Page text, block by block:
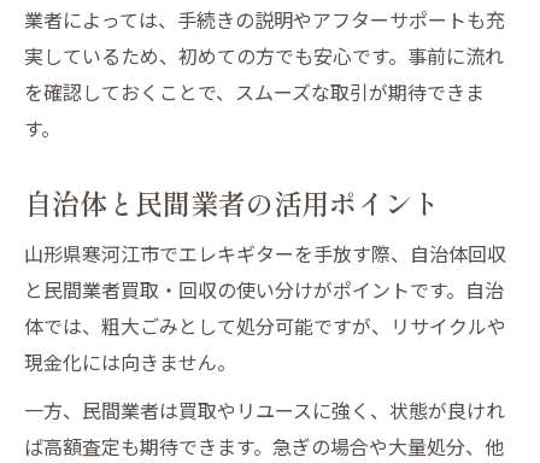
業者によっては、手続きの説明やアフターサポートも充
実しているため、初めての方でも安心です。事前に流れ
を確認しておくことで、スムーズな取引が期待できま
す。
自治体と民間業者の活用ポイント
山形県寒河江市でエレキギターを手放す際、自治体回収
と民間業者買取・回収の使い分けがポイントです。自治
体では、粗大ごみとして処分可能ですが、リサイクルや
現金化には向きません。
一方、民間業者は買取やリユースに強く、状態が良けれ
ば高額査定も期待できます。急ぎの場合や大量処分、他